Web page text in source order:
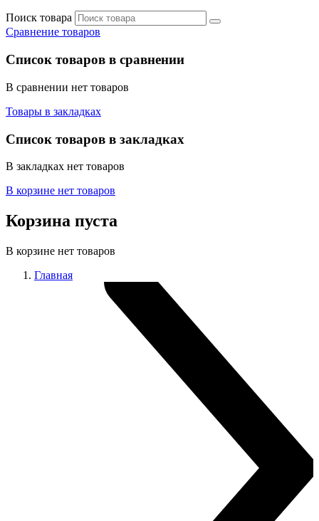
Поиск товара
Сравнение товаров
Список товаров в сравнении
В сравнении нет товаров
Товары в закладках
Список товаров в закладках
В закладках нет товаров
В корзине нет товаров
Корзина пуста
В корзине нет товаров
Главная